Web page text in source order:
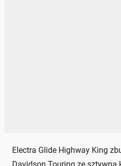
Electra Glide Highway King